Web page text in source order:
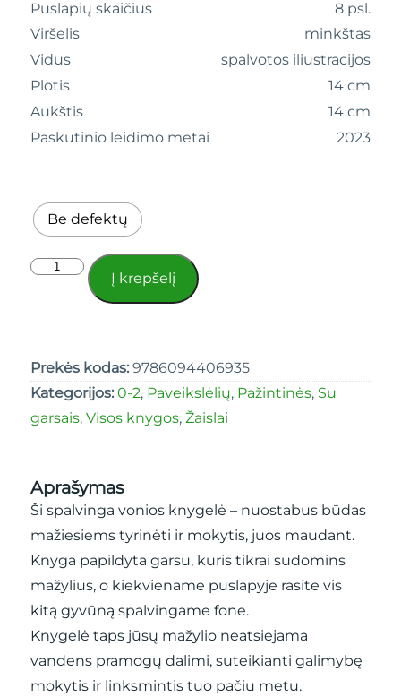
Puslapių skaičius
8 psl.
Viršelis
minkštas
Vidus
spalvotos iliustracijos
Plotis
14 cm
Aukštis
14 cm
Paskutinio leidimo metai
2023
Be defektų
Į krepšelį
Prekės kodas: 9786094406935
Kategorijos: 0-2, Paveikslėlių, Pažintinės, Su
garsais, Visos knygos, Žaislai
Aprašymas
Ši spalvinga vonios knygelė – nuostabus būdas
mažiesiems tyrinėti ir mokytis, juos maudant.
Knyga papildyta garsu, kuris tikrai sudomins
mažylius, o kiekviename puslapyje rasite vis
kitą gyvūną spalvingame fone.
Knygelė taps jūsų mažylio neatsiejama
vandens pramogų dalimi, suteikianti galimybę
mokytis ir linksmintis tuo pačiu metu.